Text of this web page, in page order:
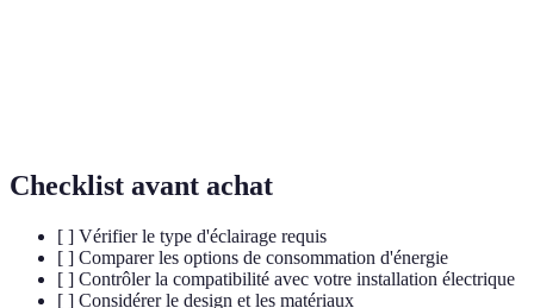
Checklist avant achat
[ ] Vérifier le type d'éclairage requis
[ ] Comparer les options de consommation d'énergie
[ ] Contrôler la compatibilité avec votre installation électrique
[ ] Considérer le design et les matériaux